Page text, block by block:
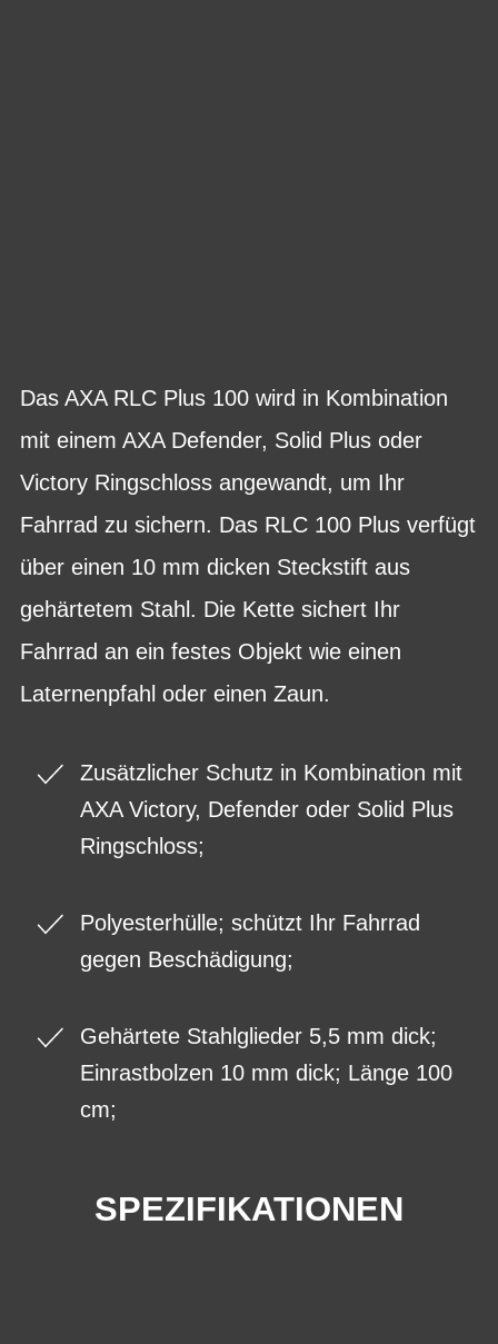
Das AXA RLC Plus 100 wird in Kombination
mit einem AXA Defender, Solid Plus oder
Victory Ringschloss angewandt, um Ihr
Fahrrad zu sichern. Das RLC 100 Plus verfügt
über einen 10 mm dicken Steckstift aus
gehärtetem Stahl. Die Kette sichert Ihr
Fahrrad an ein festes Objekt wie einen
Laternenpfahl oder einen Zaun.
Zusätzlicher Schutz in Kombination mit
AXA Victory, Defender oder Solid Plus
Ringschloss;
Polyesterhülle; schützt Ihr Fahrrad
gegen Beschädigung;
Gehärtete Stahlglieder 5,5 mm dick;
Einrastbolzen 10 mm dick; Länge 100
cm;
SPEZIFIKATIONEN